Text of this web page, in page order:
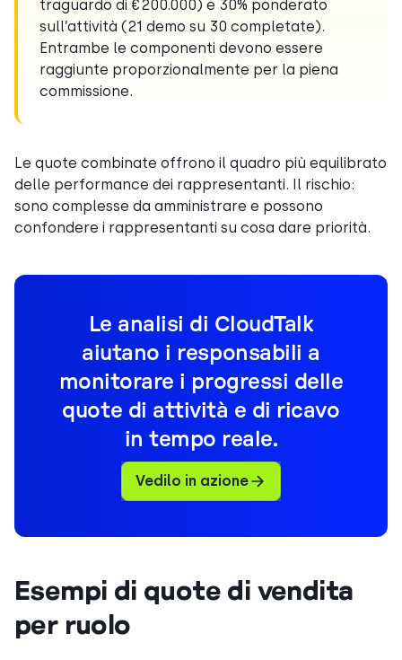
traguardo di €200.000) e 30% ponderato
sull’attività (21 demo su 30 completate).
Entrambe le componenti devono essere
raggiunte proporzionalmente per la piena
commissione.
Le quote combinate offrono il quadro più equilibrato
delle performance dei rappresentanti. Il rischio:
sono complesse da amministrare e possono
confondere i rappresentanti su cosa dare priorità.
Le analisi di CloudTalk
aiutano i responsabili a
monitorare i progressi delle
quote di attività e di ricavo
in tempo reale.
Vedilo in azione
Esempi di quote di vendita
per ruolo